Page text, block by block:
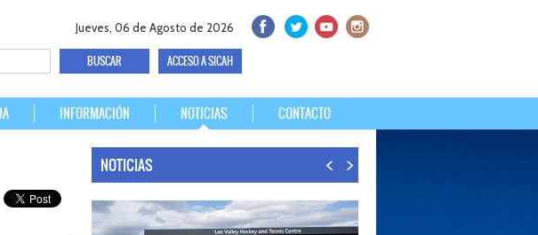
Jueves, 06 de Agosto de 2026
ACCESO A SICAH
INFORMACIÓN NOTICIAS CONTACTO
NOTICIAS